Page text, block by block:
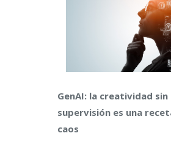
GenAI: la creatividad sin
supervisión es una
caos